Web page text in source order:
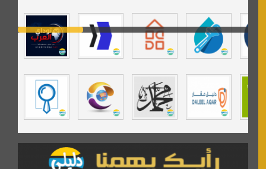
موقع حراج خدمة
تي في قران
موسوعة نور الرحمن
مندى غرام
مردة سوفت
السبيل